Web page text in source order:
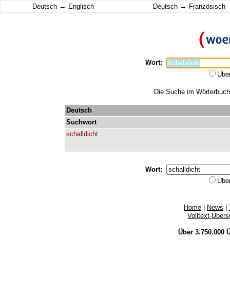
Deutsch ↔ Englisch Deutsch ↔ Französisch
Wort:
Die Suche im
Deutsch
Suchwort
schalldicht
Wort:
Home News
Volltext-
Über 3.750.000